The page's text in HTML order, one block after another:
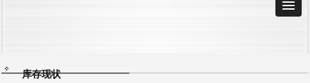
库存现状